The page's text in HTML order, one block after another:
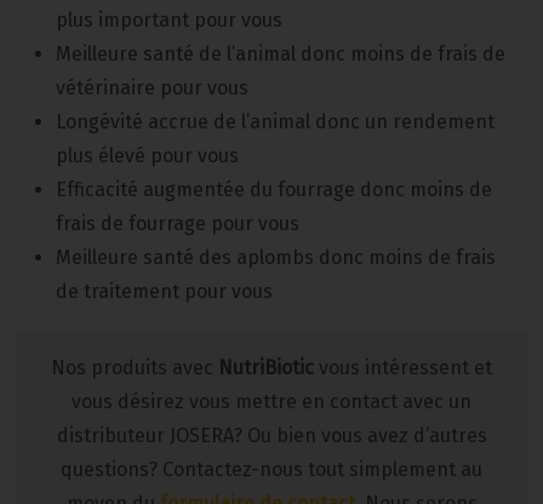
plus important pour vous
Meilleure santé de l’animal donc moins de frais de
vétérinaire pour vous
Longévité accrue de l’animal donc un rendement
plus élevé pour vous
Efficacité augmentée du fourrage donc moins de
frais de fourrage pour vous
Meilleure santé des aplombs donc moins de frais
de traitement pour vous
Nos produits avec NutriBiotic vous intéressent et
vous désirez vous mettre en contact avec un
distributeur JOSERA? Ou bien vous avez d’autres
questions? Contactez-nous tout simplement au